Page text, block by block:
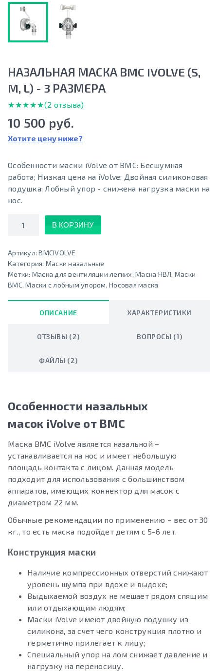
НАЗАЛЬНАЯ МАСКА BMC IVOLVE (S,
M, L) - 3 РАЗМЕРА
★★★★★
★★★★★(2 отзыва)
10 500 руб.
Хотите цену ниже?
Особенности маски iVolve от BMC: Бесшумная
работа; Низкая цена на iVolve; Двойная силиконовая
подушка; Лобный упор - снижена нагрузка маски на
нос.
Количество
В КОРЗИНУ
Артикул:BMCIVOLVE
Категория: Маски назальные
Метки: Маска для вентиляции легких, Маска НВЛ, Маски
BMC,Маски с лобным упором, Носовая маска
ОПИСАНИЕ ХАРАКТЕРИСТИКИ
ОТЗЫВЫ (2) ВОПРОСЫ (1)
ФАЙЛЫ (2)
Особенности назальных
масок iVolve от BMC
Маска BMC iVolve является назальной –
устанавливается на нос и имеет небольшую
площадь контакта с лицом. Данная модель
подходит для использования с большинством
аппаратов, имеющих коннектор для масок с
диаметром 22 мм.
Обычные рекомендации по применению – вес от 30
кг., то есть маска подойдет детям с 5-6 лет.
Конструкция маски
Наличие компрессионных отверстий снижают
уровень шумпа при вдохе и выдохе;
Выдыхаемой воздух не мешает рядом спящим
или отдыхающим людям;
Маски iVolve имеют двойную подушку из
силикона, за счет чего конструкция плотно и
герметично прилегает к лицу;
Специальный упор на лом снижает давление и
нагрузку на переносицу.